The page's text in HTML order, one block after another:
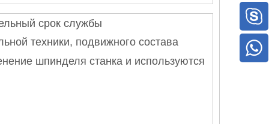
срок службы
техники, подвижного состава
шпинделя станка и используются